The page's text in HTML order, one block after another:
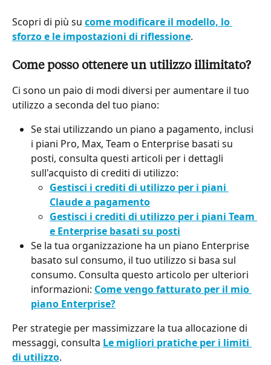
Scopri di più su come modificare il modello, lo
sforzo e le impostazioni di riflessione.
Come posso ottenere un utilizzo illimitato?
Ci sono un paio di modi diversi per aumentare il tuo
utilizzo a seconda del tuo piano:
Se stai utilizzando un piano a pagamento, inclusi
i piani Pro, Max, Team o Enterprise basati su
posti, consulta questi articoli per i dettagli
sull'acquisto di crediti di utilizzo:
Gestisci i crediti di utilizzo per i piani
Claude a pagamento
Gestisci i crediti di utilizzo per i piani Team
e Enterprise basati su posti
Se la tua organizzazione ha un piano Enterprise
basato sul consumo, il tuo utilizzo si basa sul
consumo. Consulta questo articolo per ulteriori
informazioni: Come vengo fatturato per il mio
piano Enterprise?
Per strategie per massimizzare la tua allocazione di
messaggi, consulta Le migliori pratiche per i limiti
di utilizzo.